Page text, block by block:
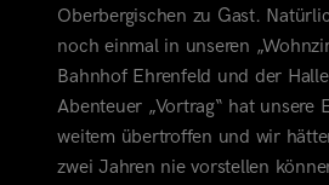
Oberbergischen zu Gast.
noch einmal in unseren
Bahnhof Ehrenfeld und der
Abenteuer „Vortrag“ hat unsere
weitem übertroffen und wir
zwei Jahren nie vorstellen